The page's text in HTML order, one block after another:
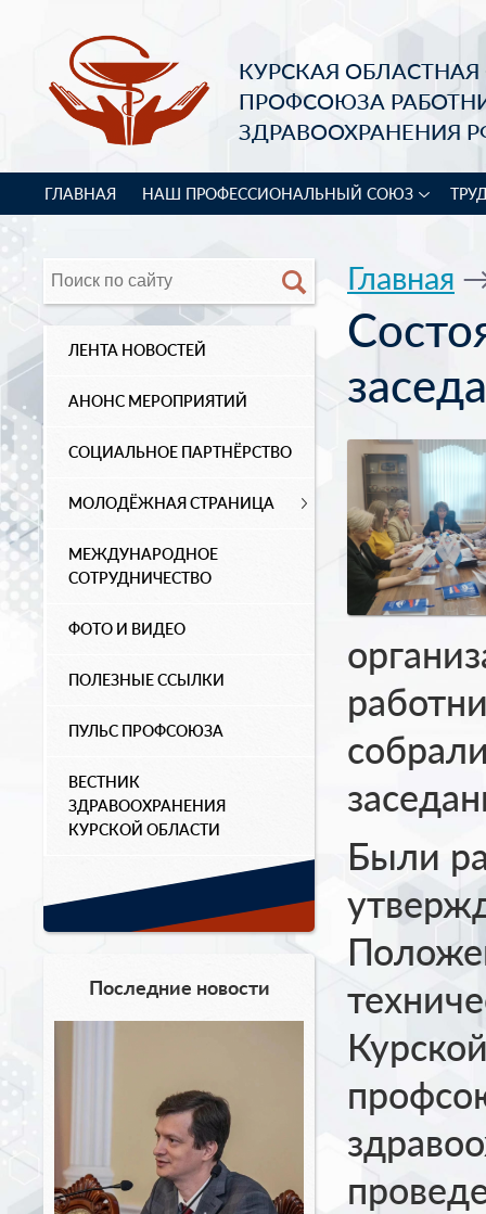
КУРСКАЯ
ПРОФСОЮЗА
ЗДРАВООХРАНЕНИЯ
ГЛАВНАЯ НАШ ПРОФЕССИОНАЛЬНЫЙ СОЮЗ
ЛЕНТА НОВОСТЕЙ
АНОНС МЕРОПРИЯТИЙ
СОЦИАЛЬНОЕ ПАРТНЁРСТВО
МОЛОДЁЖНАЯ СТРАНИЦА
МЕЖДУНАРОДНОЕ
СОТРУДНИЧЕСТВО
ФОТО И ВИДЕО
ПОЛЕЗНЫЕ ССЫЛКИ
ПУЛЬС ПРОФСОЮЗА
ВЕСТНИК
ЗДРАВООХРАНЕНИЯ
КУРСКОЙ ОБЛАСТИ
Последние новости
Главная
Были